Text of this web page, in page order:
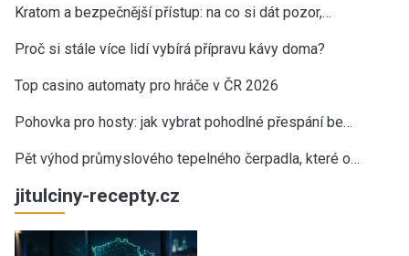
Kratom a bezpečnější přístup: na co si dát pozor,…
Proč si stále více lidí vybírá přípravu kávy doma?
Top casino automaty pro hráče v ČR 2026
Pohovka pro hosty: jak vybrat pohodlné přespání be…
Pět výhod průmyslového tepelného čerpadla, které o…
jitulciny-recepty.cz